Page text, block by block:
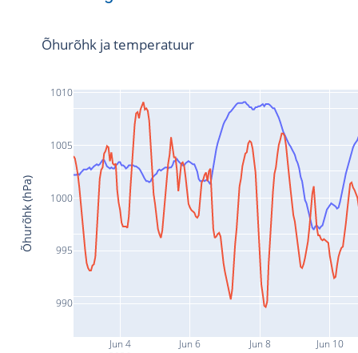
Jun 4 Jun 6 Jun 8 Jun 10
990
995
1000
1005
1010
Õhurõhk ja temperatuur
Õhurõhk (hPa)